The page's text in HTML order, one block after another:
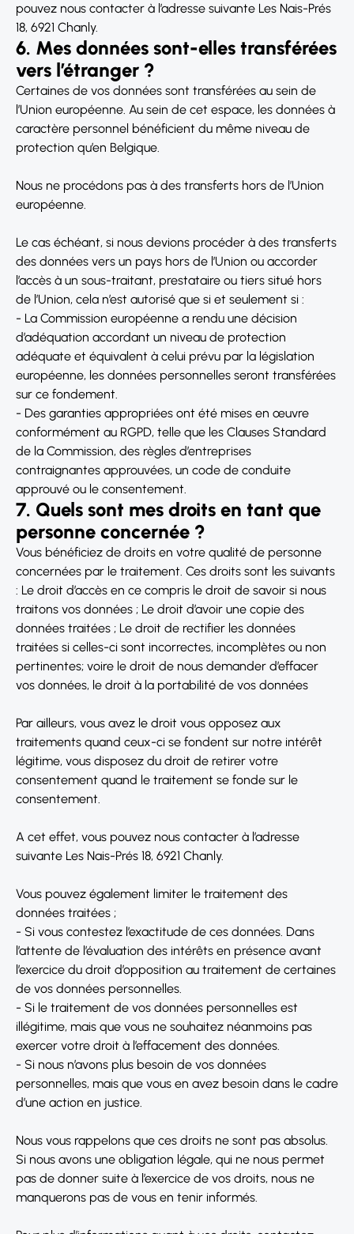
pouvez nous contacter à l’adresse suivante Les Nais-Prés
18, 6921 Chanly.
6. Mes données sont-elles transférées
vers l’étranger ?
Certaines de vos données sont transférées au sein de
l’Union européenne. Au sein de cet espace, les données à
caractère personnel bénéficient du même niveau de
protection qu’en Belgique.
Nous ne procédons pas à des transferts hors de l’Union
européenne.
Le cas échéant, si nous devions procéder à des transferts
des données vers un pays hors de l’Union ou accorder
l’accès à un sous-traitant, prestataire ou tiers situé hors
de l’Union, cela n’est autorisé que si et seulement si :
- La Commission européenne a rendu une décision
d’adéquation accordant un niveau de protection
adéquate et équivalent à celui prévu par la législation
européenne, les données personnelles seront transférées
sur ce fondement.
- Des garanties appropriées ont été mises en œuvre
conformément au RGPD, telle que les Clauses Standard
de la Commission, des règles d’entreprises
contraignantes approuvées, un code de conduite
approuvé ou le consentement.
7. Quels sont mes droits en tant que
personne concernée ?
Vous bénéficiez de droits en votre qualité de personne
concernées par le traitement. Ces droits sont les suivants
: Le droit d’accès en ce compris le droit de savoir si nous
traitons vos données ; Le droit d’avoir une copie des
données traitées ; Le droit de rectifier les données
traitées si celles-ci sont incorrectes, incomplètes ou non
pertinentes; voire le droit de nous demander d’effacer
vos données, le droit à la portabilité de vos données
Par ailleurs, vous avez le droit vous opposez aux
traitements quand ceux-ci se fondent sur notre intérêt
légitime, vous disposez du droit de retirer votre
consentement quand le traitement se fonde sur le
consentement.
A cet effet, vous pouvez nous contacter à l’adresse
suivante Les Nais-Prés 18, 6921 Chanly.
Vous pouvez également limiter le traitement des
données traitées ;
- Si vous contestez l’exactitude de ces données. Dans
l’attente de l’évaluation des intérêts en présence avant
l’exercice du droit d’opposition au traitement de certaines
de vos données personnelles.
- Si le traitement de vos données personnelles est
illégitime, mais que vous ne souhaitez néanmoins pas
exercer votre droit à l’effacement des données.
- Si nous n’avons plus besoin de vos données
personnelles, mais que vous en avez besoin dans le cadre
d’une action en justice.
Nous vous rappelons que ces droits ne sont pas absolus.
Si nous avons une obligation légale, qui ne nous permet
pas de donner suite à l’exercice de vos droits, nous ne
manquerons pas de vous en tenir informés.